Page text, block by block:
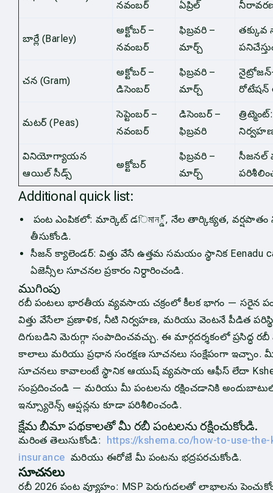
నవంబర్ ఏప్రిల్
బార్లే (Barley)
అక్టోబర్ –
నవంబర్
ఫిబ్రవరి –
మార్చ్
చన (Gram)
అక్టోబర్ –
డిసెంబర్
ఫిబ్రవరి –
మార్చ్
రోటేషన్
మటర్ (Peas)
సెప్టెంబర్ –
నవంబర్
డిసెంబర్ –
ఫిబ్రవరి
వినియోగ్యాయన
ఆయిల్ సీడ్స్
అక్టోబర్
ఫిబ్రవరి –
మార్చ్
సీజనల్
Additional quick list:
పంట ఎంపికలో: మార్కెట్ డিমান్డ్, నేల తార్కిక్యత, వర్షపాతం
తీసుకోండి.
సీజన్ క్యాలెండర్: విత్తు వేసే ఉత్తమ సమయం స్థానిక Eenadu
ఏజెన్సీల సూచనల ప్రకారం నిర్ధారించండి.
ముగింపు
రబీ పంటలు భారతీయ వ్యవసాయ చక్రంలో కీలక భాగం — సరైన
విత్తు వేసేలా ప్రణాళిక, నీటి నిర్వహణ, మరియు వెంటనే పీడిత
దిగుబడిని మెరుగ్గా సంపాదించవచ్చు. ఈ మార్గదర్శకంలో ప్రసిద్ధ
కాలాలు మరియు ప్రధాన సంరక్షణ సూచనలు సంక్షేపంగా ఇచ్చాం. మీ
సూచనలు కావాలంటే స్థానిక ఆయుష్ వ్యవసాయ ఆఫీస్ లేదా
సంప్రదించండి — మరియు మీ పంటలను రక్షించడానికి
ఇన్స్యూరెన్స్ ఆప్షన్లను కూడా పరిశీలించండి.
క్షేమ బీమా పథకాలతో మీ రబీ పంటలను రక్షించుకోండి.
మరింత తెలుసుకోండి:
https://kshema.co/how-to-use-
insurance మరియు ఈరోజే మీ పంటను భద్రపరచుకోండి.
సూచనలు
రబీ 2026 పంట వ్యూహం: MSP పెరుగుదలతో లాభాలను